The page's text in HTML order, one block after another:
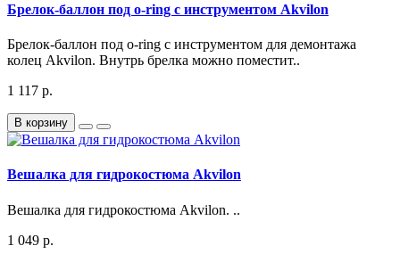
Брелок-баллон под o-ring с инструментом Akvilon
Брелок-баллон под o-ring с инструментом для демонтажа
колец Akvilon. Внутрь брелка можно поместит..
1 117 р.
В корзину
Вешалка для гидрокостюма Akvilon
Вешалка для гидрокостюма Akvilon. ..
1 049 р.